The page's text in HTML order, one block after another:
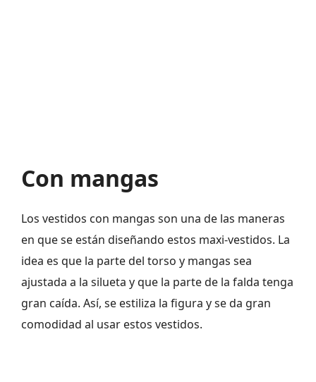
Con mangas
Los vestidos con mangas son una de las maneras
en que se están diseñando estos maxi-vestidos. La
idea es que la parte del torso y mangas sea
ajustada a la silueta y que la parte de la falda tenga
gran caída. Así, se estiliza la figura y se da gran
comodidad al usar estos vestidos.